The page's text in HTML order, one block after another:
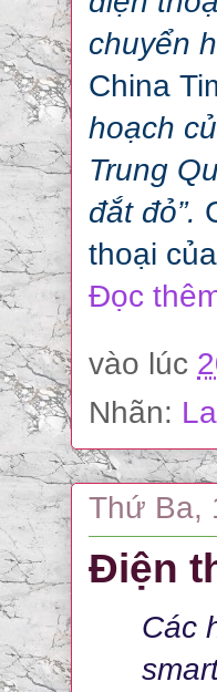
chuyển
China
hoạch
Trung
đắt đỏ”.
thoại
Đọc
vào lúc
Nhãn:
Thứ Ba,
Điện
Các